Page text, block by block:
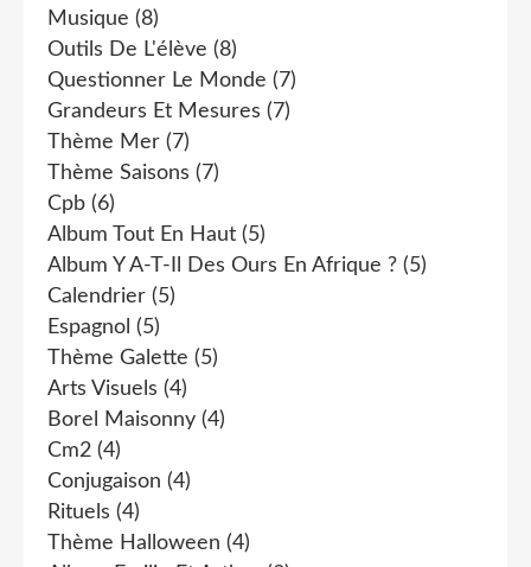
Musique (8)
Outils De L'élève (8)
Questionner Le Monde (7)
Grandeurs Et Mesures (7)
Thème Mer (7)
Thème Saisons (7)
Cpb (6)
Album Tout En Haut (5)
Album Y A-T-Il Des Ours En Afrique ? (5)
Calendrier (5)
Espagnol (5)
Thème Galette (5)
Arts Visuels (4)
Borel Maisonny (4)
Cm2 (4)
Conjugaison (4)
Rituels (4)
Thème Halloween (4)